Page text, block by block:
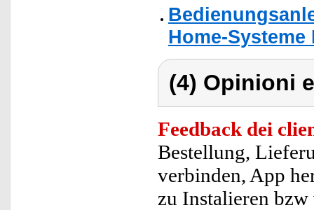
Home-
(4) Opinioni
Feedback dei
Bestellung,
verbinden, App
zu Instalieren